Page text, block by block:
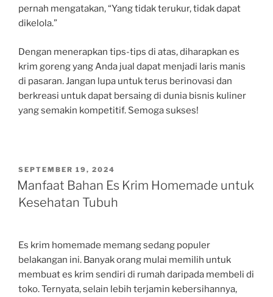
pernah mengatakan, “Yang tidak terukur, tidak dapat
dikelola.”
Dengan menerapkan tips-tips di atas, diharapkan es
krim goreng yang Anda jual dapat menjadi laris manis
di pasaran. Jangan lupa untuk terus berinovasi dan
berkreasi untuk dapat bersaing di dunia bisnis kuliner
yang semakin kompetitif. Semoga sukses!
POSTED
ON
SEPTEMBER 19, 2024
Manfaat Bahan Es Krim Homemade untuk
Kesehatan Tubuh
Es krim homemade memang sedang populer
belakangan ini. Banyak orang mulai memilih untuk
membuat es krim sendiri di rumah daripada membeli di
toko. Ternyata, selain lebih terjamin kebersihannya,